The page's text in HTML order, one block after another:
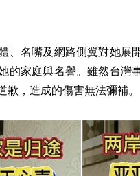
、名嘴及網路側翼對她展
的家庭與名譽。雖然台
，造成的傷害無法彌補。